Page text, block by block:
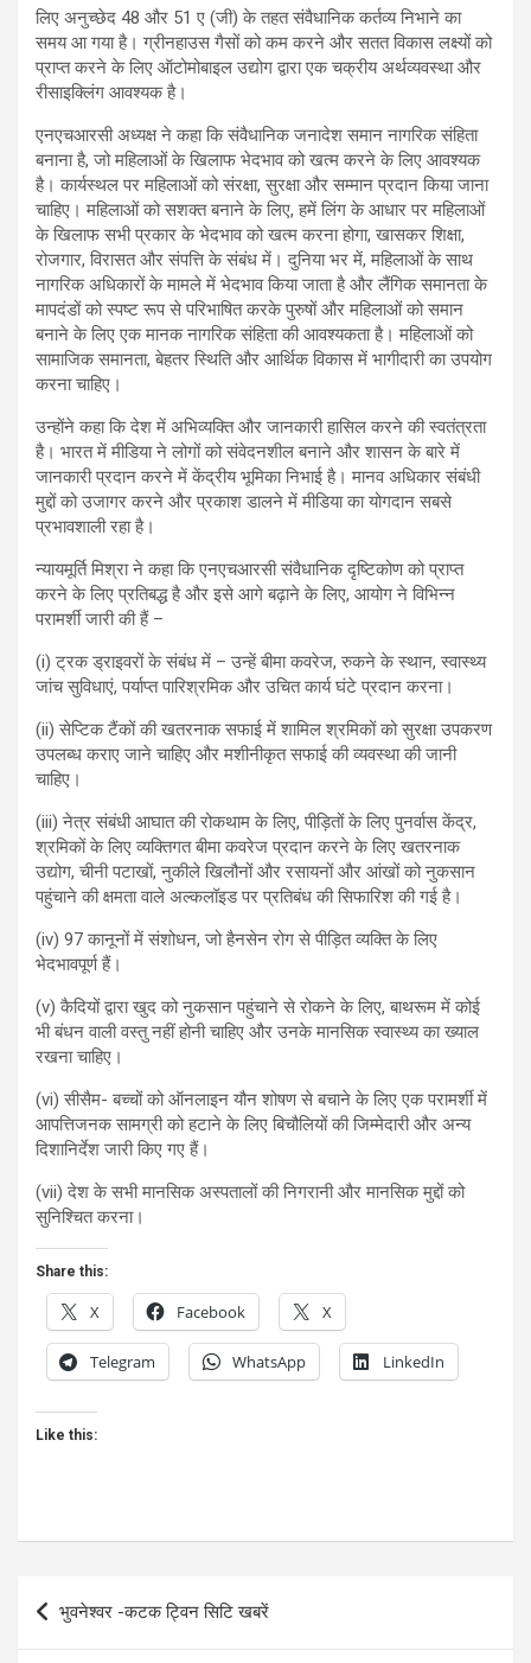
लिए अनुच्छेद 48 और 51 ए (जी) के तहत संवैधानिक कर्तव्य निभाने का
समय आ गया है। ग्रीनहाउस गैसों को कम करने और सतत विकास लक्ष्यों को
प्राप्त करने के लिए ऑटोमोबाइल उद्योग द्वारा एक चक्रीय अर्थव्यवस्था और
रीसाइक्लिंग आवश्यक है।
एनएचआरसी अध्यक्ष ने कहा कि संवैधानिक जनादेश समान नागरिक संहिता
बनाना है, जो महिलाओं के खिलाफ भेदभाव को खत्म करने के लिए आवश्यक
है। कार्यस्थल पर महिलाओं को संरक्षा, सुरक्षा और सम्मान प्रदान किया जाना
चाहिए। महिलाओं को सशक्त बनाने के लिए, हमें लिंग के आधार पर महिलाओं
के खिलाफ सभी प्रकार के भेदभाव को खत्म करना होगा, खासकर शिक्षा,
रोजगार, विरासत और संपत्ति के संबंध में। दुनिया भर में, महिलाओं के साथ
नागरिक अधिकारों के मामले में भेदभाव किया जाता है और लैंगिक समानता के
मापदंडों को स्पष्ट रूप से परिभाषित करके पुरुषों और महिलाओं को समान
बनाने के लिए एक मानक नागरिक संहिता की आवश्यकता है। महिलाओं को
सामाजिक समानता, बेहतर स्थिति और आर्थिक विकास में भागीदारी का उपयोग
करना चाहिए।
उन्होंने कहा कि देश में अभिव्यक्ति और जानकारी हासिल करने की स्‍वतंत्रता
है। भारत में मीडिया ने लोगों को संवेदनशील बनाने और शासन के बारे में
जानकारी प्रदान करने में केंद्रीय भूमिका निभाई है। मानव अधिकार संबंधी
मुद्दों को उजागर करने और प्रकाश डालने में मीडिया का योगदान सबसे
प्रभावशाली रहा है।
न्यायमूर्ति मिश्रा ने कहा कि एनएचआरसी संवैधानिक दृष्टिकोण को प्राप्त
करने के लिए प्रतिबद्ध है और इसे आगे बढ़ाने के लिए, आयोग ने विभिन्न
परामर्शी जारी की हैं –
(i) ट्रक ड्राइवरों के संबंध में – उन्हें बीमा कवरेज, रुकने के स्थान, स्वास्थ्य
जांच सुविधाएं, पर्याप्त पारिश्रमिक और उचित कार्य घंटे प्रदान करना।
(ii) सेप्टिक टैंकों की खतरनाक सफाई में शामिल श्रमिकों को सुरक्षा उपकरण
उपलब्ध कराए जाने चाहिए और मशीनीकृत सफाई की व्यवस्था की जानी
चाहिए।
(iii) नेत्र संबंधी आघात की रोकथाम के लिए, पीड़ितों के लिए पुनर्वास केंद्र,
श्रमिकों के लिए व्यक्तिगत बीमा कवरेज प्रदान करने के लिए खतरनाक
उद्योग, चीनी पटाखों, नुकीले खिलौनों और रसायनों और आंखों को नुकसान
पहुंचाने की क्षमता वाले अल्कलॉइड पर प्रतिबंध की सिफारिश की गई है।
(iv) 97 कानूनों में संशोधन, जो हैनसेन रोग से पीड़ित व्यक्ति के लिए
भेदभावपूर्ण हैं।
(v) कैदियों द्वारा खुद को नुकसान पहुंचाने से रोकने के लिए, बाथरूम में कोई
भी बंधन वाली वस्तु नहीं होनी चाहिए और उनके मानसिक स्वास्थ्य का ख्याल
रखना चाहिए।
(vi) सीसैम- बच्चों को ऑनलाइन यौन शोषण से बचाने के लिए एक परामर्शी में
आपत्तिजनक सामग्री को हटाने के लिए बिचौलियों की जिम्मेदारी और अन्य
दिशानिर्देश जारी किए गए हैं।
(vii) देश के सभी मानसिक अस्पतालों की निगरानी और मानसिक मुद्दों को
सुनिश्चित करना।
Share this:
X Facebook X
Telegram WhatsApp LinkedIn
Like this:
Post
navigation
भुवनेश्वर -कटक ट्विन सिटि खबरें